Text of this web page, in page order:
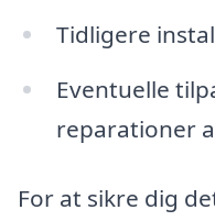
Tidligere
Eventuelle
reparationer
For at sikre dig